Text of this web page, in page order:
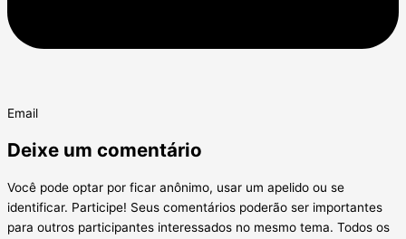
Email
Deixe um comentário
Você pode optar por ficar anônimo, usar um apelido ou se
identificar. Participe! Seus comentários poderão ser importantes
para outros participantes interessados no mesmo tema. Todos os